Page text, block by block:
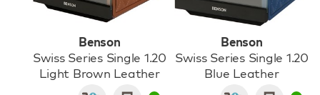
Benson
Swiss Series Single 1.20
Light Brown Leather
Benson
Swiss Series Single 1.20
Blue Leather